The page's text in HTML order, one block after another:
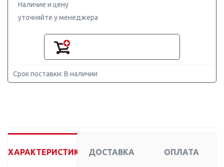
Наличие и цену
уточняйте у менеджера
Срок поставки: В наличии
ХАРАКТЕРИСТИКИ ДОСТАВКА ОПЛАТА